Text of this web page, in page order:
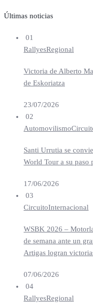
Últimas noticias
01
RallyesRegional
Victoria de Alberto
de Eskoriatza
23/07/2026
02
Automovilismo
Santi Urrutia se
World Tour a su paso
17/06/2026
03
CircuitoInternacional
WSBK 2026 –
de semana ante un
Artigas logran
07/06/2026
04
RallyesRegional